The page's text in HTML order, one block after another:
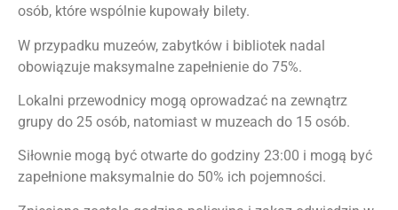
osób, które wspólnie kupowały bilety.
W przypadku muzeów, zabytków i bibliotek nadal
obowiązuje maksymalne zapełnienie do 75%.
Lokalni przewodnicy mogą oprowadzać na zewnątrz
grupy do 25 osób, natomiast w muzeach do 15 osób.
Siłownie mogą być otwarte do godziny 23:00 i mogą być
zapełnione maksymalnie do 50% ich pojemności.